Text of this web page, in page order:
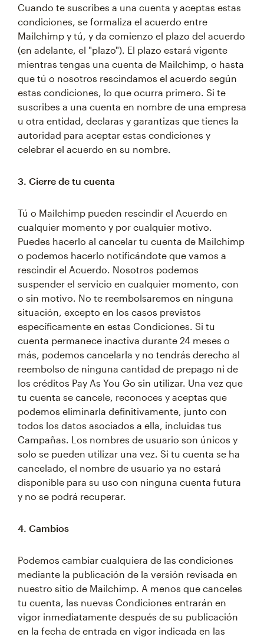
Cuando te suscribes a una cuenta y aceptas estas
condiciones, se formaliza el acuerdo entre
Mailchimp y tú, y da comienzo el plazo del acuerdo
(en adelante, el "plazo"). El plazo estará vigente
mientras tengas una cuenta de Mailchimp, o hasta
que tú o nosotros rescindamos el acuerdo según
estas condiciones, lo que ocurra primero. Si te
suscribes a una cuenta en nombre de una empresa
u otra entidad, declaras y garantizas que tienes la
autoridad para aceptar estas condiciones y
celebrar el acuerdo en su nombre.
3. Cierre de tu cuenta
Tú o Mailchimp pueden rescindir el Acuerdo en
cualquier momento y por cualquier motivo.
Puedes hacerlo al cancelar tu cuenta de Mailchimp
o podemos hacerlo notificándote que vamos a
rescindir el Acuerdo. Nosotros podemos
suspender el servicio en cualquier momento, con
o sin motivo. No te reembolsaremos en ninguna
situación, excepto en los casos previstos
específicamente en estas Condiciones. Si tu
cuenta permanece inactiva durante 24 meses o
más, podemos cancelarla y no tendrás derecho al
reembolso de ninguna cantidad de prepago ni de
los créditos Pay As You Go sin utilizar. Una vez que
tu cuenta se cancele, reconoces y aceptas que
podemos eliminarla definitivamente, junto con
todos los datos asociados a ella, incluidas tus
Campañas. Los nombres de usuario son únicos y
solo se pueden utilizar una vez. Si tu cuenta se ha
cancelado, el nombre de usuario ya no estará
disponible para su uso con ninguna cuenta futura
y no se podrá recuperar.
4. Cambios
Podemos cambiar cualquiera de las condiciones
mediante la publicación de la versión revisada en
nuestro sitio de Mailchimp. A menos que canceles
tu cuenta, las nuevas Condiciones entrarán en
vigor inmediatamente después de su publicación
en la fecha de entrada en vigor indicada en las